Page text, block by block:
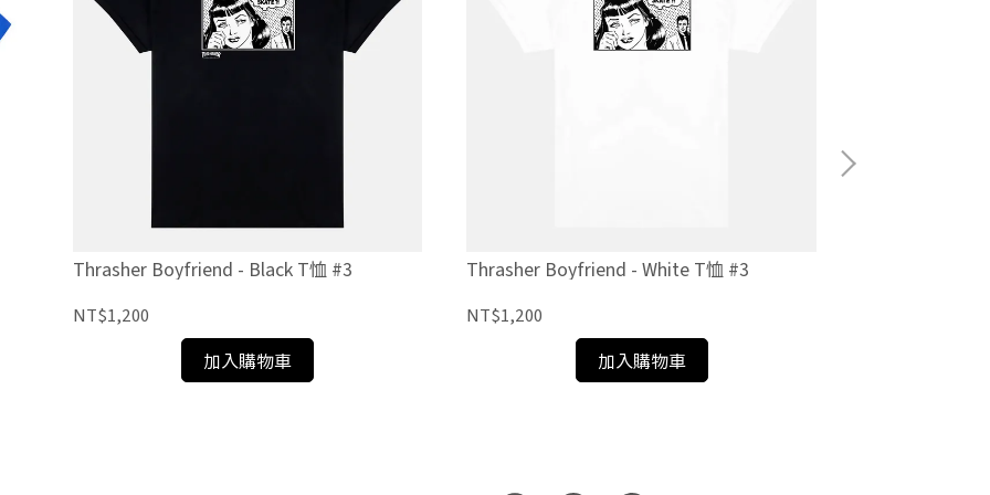
Thrasher Boyfriend - Black T恤 #3
NT$1,200
加入購物車
Thrasher Boyfriend - White T恤 #3
NT$1,200
加入購物車